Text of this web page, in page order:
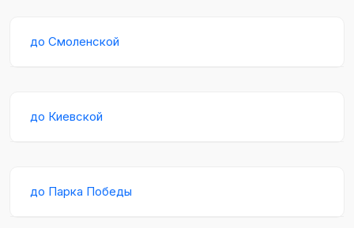
до Смоленской
до Киевской
до Парка Победы